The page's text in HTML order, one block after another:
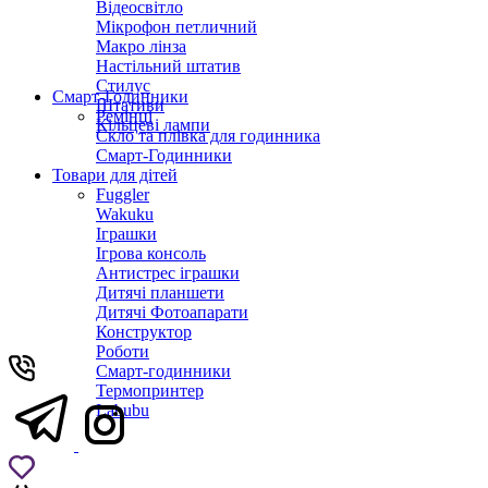
Відеосвітло
Мікрофон петличний
Макро лінза
Настільний штатив
Стилус
Штативи
Кільцеві лампи
Смарт-Годинники
Ремінці
Скло та плівка для годинника
Смарт-Годинники
Товари для дітей
Fuggler
Wakuku
Іграшки
Ігрова консоль
Антистрес іграшки
Дитячi планшети
Дитячі Фотоапарати
Конструктор
Роботи
Смарт-годинники
Термопринтер
Labubu